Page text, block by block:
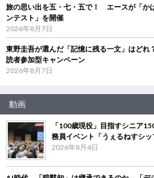
旅の思い出を五・七・五で！ エースが「か
ンテスト」を開催
2026年8月7日
東野圭吾が選んだ「記憶に残る一文」はど
読者参加型キャンペーン
2026年8月7日
動画
「100歳現役」目指すシニア
務員イベント「うぇるねすシッ
2026年8月4日